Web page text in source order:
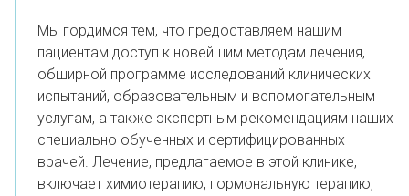
Мы гордимся тем, что предоставляем нашим
пациентам доступ к новейшим методам лечения,
обширной программе исследований клинических
испытаний, образовательным и вспомогательным
услугам, а также экспертным рекомендациям наших
специально обученных и сертифицированных
врачей. Лечение, предлагаемое в этой клинике,
включает химиотерапию, гормональную терапию,